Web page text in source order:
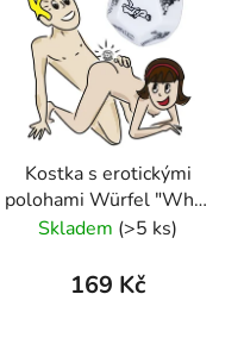
Kostka s erotickými
polohami Würfel "What
´s next"
Skladem (>5 ks)
169 Kč